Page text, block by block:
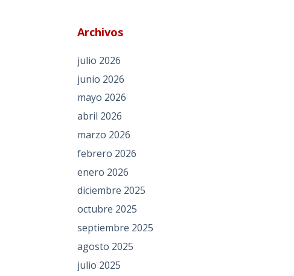
Archivos
julio 2026
junio 2026
mayo 2026
abril 2026
marzo 2026
febrero 2026
enero 2026
diciembre 2025
octubre 2025
septiembre 2025
agosto 2025
julio 2025